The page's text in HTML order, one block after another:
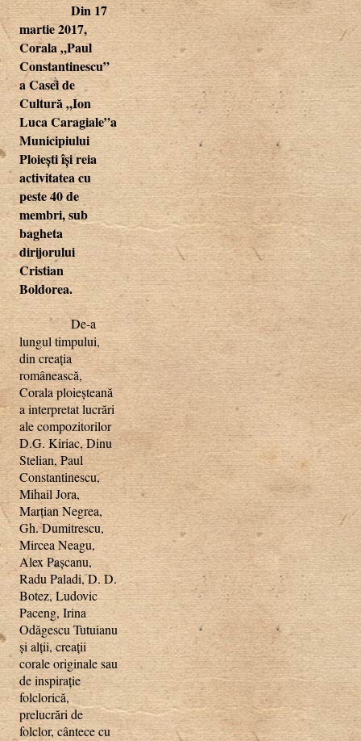
Din 17
martie 2017,
Corala „Paul
Constantinescu”
a Casei de
Cultură „Ion
Luca Caragiale”a
Municipiului
Ploieşti îşi reia
activitatea cu
peste 40 de
membri, sub
bagheta
dirijorului
Cristian
Boldorea.
De-a
lungul timpului,
din creaţia
românească,
Corala ploieşteană
a interpretat lucrări
ale compozitorilor
D.G. Kiriac, Dinu
Stelian, Paul
Constantinescu,
Mihail Jora,
Marţian Negrea,
Gh. Dumitrescu,
Mircea Neagu,
Alex Paşcanu,
Radu Paladi, D. D.
Botez, Ludovic
Paceng, Irina
Odăgescu Tutuianu
şi alţii, creaţii
corale originale sau
de inspiraţie
folclorică,
prelucrări de
folclor, cântece cu